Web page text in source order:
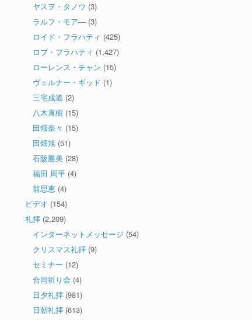
ヤスヲ・タノウ (3)
ラルフ・モア― (3)
ロイド・フラハティ (425)
ロブ・フラハティ (1,427)
ローレンス・チャン (15)
ヴェルナー・ギッド (1)
三宅成道 (2)
八木直樹 (15)
田畑奈々 (15)
田畑旭 (51)
石阪勝美 (28)
福田 周平 (4)
翁思恵 (4)
ビデオ (154)
礼拝 (2,209)
インターネットメッセージ (54)
クリスマス礼拝 (9)
セミナー (12)
合同祈り会 (4)
日夕礼拝 (981)
日朝礼拝 (613)